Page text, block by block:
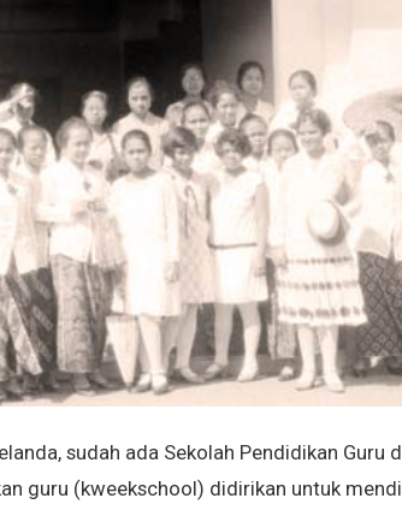
sudah ada Sekolah Pendidikan Guru
guru (kweekschool) didirikan untuk